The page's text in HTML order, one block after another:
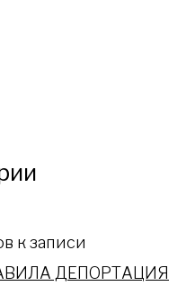
к записи
ДЕПОРТАЦИЯ